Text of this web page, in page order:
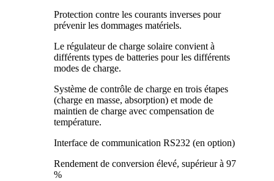
Protection contre les courants inverses pour
prévenir les dommages matériels.
Le régulateur de charge solaire convient à
différents types de batteries pour les différents
modes de charge.
Système de contrôle de charge en trois étapes
(charge en masse, absorption) et mode de
maintien de charge avec compensation de
température.
Interface de communication RS232 (en option)
Rendement de conversion élevé, supérieur à 97
%